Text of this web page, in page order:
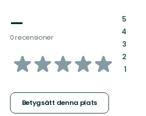
—
0 recensioner
av
stjärnor
Betygsätt denna plats
5:
4:
3:
2:
1: